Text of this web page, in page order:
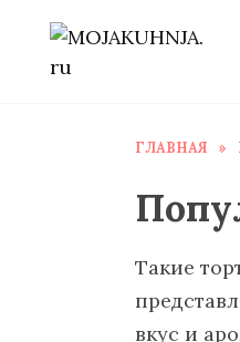
содержанию
ГЛАВНАЯ »
Такие
вкус и